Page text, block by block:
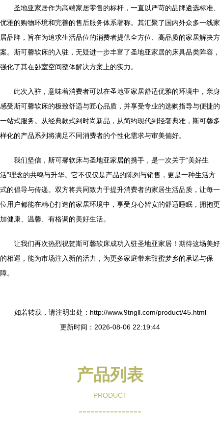
圣地亚家居作为高端家居零售的标杆，一直以严苛的品牌遴选标准、
优雅的购物环境和完善的售后服务体系著称。其汇聚了国内外众多一线家
居品牌，旨在为追求生活品位的消费者提供全方位、高品质的家居解决方
案。斯可馨软床的入驻，无疑进一步丰富了圣地亚家居的床具品类阵容，
强化了其在卧室空间整体解决方案上的实力。
此次入驻，意味着消费者可以在圣地亚家居舒适优雅的环境中，亲身
感受斯可馨软床的极致舒适与匠心品质，并享受专业的选购指导与便捷的
一站式服务。从经典款式到时尚新品，从简约现代到轻奢典雅，斯可馨多
样化的产品系列将满足不同消费者的个性化需求与审美偏好。
我们坚信，斯可馨软床与圣地亚家居的携手，是一次关于“美好生
活”理念的共鸣与升华。它不仅仅是产品的陈列与销售，更是一种生活方
式的倡导与传递。双方将共同致力于提升消费者的家居生活品质，让每一
位用户都能在精心打造的家居环境中，享受身心皆安的舒适睡眠，拥抱更
加健康、温馨、有格调的美好生活。
让我们再次热烈祝贺斯可馨软床成功入驻圣地亚家居！期待这场美好
的相遇，能为市场注入新的活力，为更多家庭带来甜蜜梦乡的承诺与保
障。
如若转载，请注明出处：http://www.9tngll.com/product/45.html
更新时间：2026-08-06 22:19:44
产品列表
PRODUCT
----------------